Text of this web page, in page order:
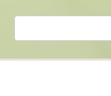
Поиск: